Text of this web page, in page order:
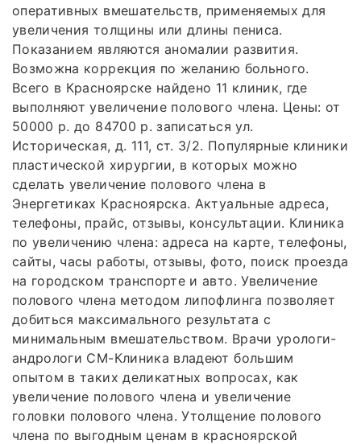
оперативных вмешательств, применяемых для
увеличения толщины или длины пениса.
Показанием являются аномалии развития.
Возможна коррекция по желанию больного.
Всего в Красноярске найдено 11 клиник, где
выполняют увеличение полового члена. Цены: от
50000 р. до 84700 р. записаться ул.
Историческая, д. 111, ст. 3/2. Популярные клиники
пластической хирургии, в которых можно
сделать увеличение полового члена в
Энергетиках Красноярска. Актуальные адреса,
телефоны, прайс, отзывы, консультации. Клиника
по увеличению члена: адреса на карте, телефоны,
сайты, часы работы, отзывы, фото, поиск проезда
на городском транспорте и авто. Увеличение
полового члена методом липофлинга позволяет
добиться максимального результата с
минимальным вмешательством. Врачи урологи-
андрологи СМ-Клиника владеют большим
опытом в таких деликатных вопросах, как
увеличение полового члена и увеличение
головки полового члена. Утолщение полового
члена по выгодным ценам в красноярской